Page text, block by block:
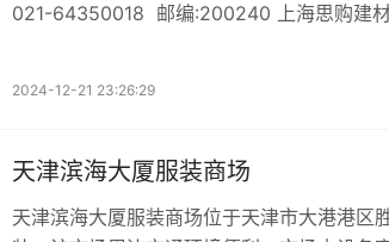
021-64350018 邮编:200240 上海思购建材批发市场简介：上海思购建材
2024-12-21 23:26:29
天津滨海大厦服装商场
天津滨海大厦服装商场位于天津市大港港区